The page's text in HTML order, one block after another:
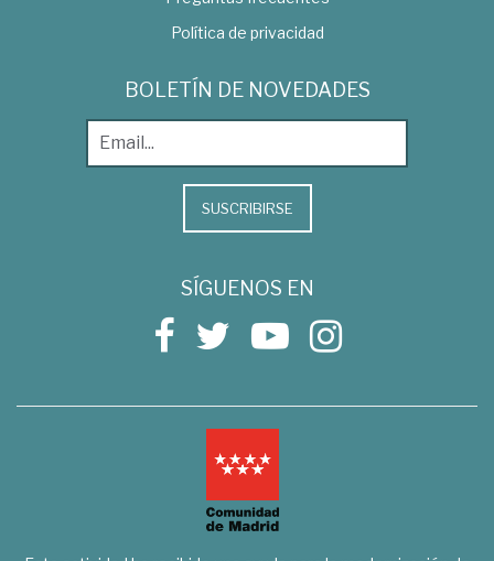
Política de privacidad
BOLETÍN DE NOVEDADES
SUSCRIBIRSE
SÍGUENOS EN